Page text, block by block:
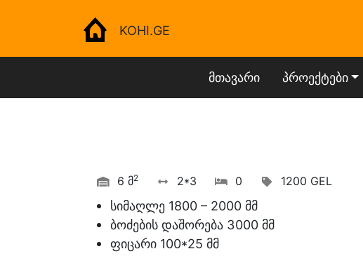
KOHI.GE
მთავარი პროექტები
6 მ2 2*3 0 1200 GEL
სიმაღლე 1800 – 2000 მმ
ბოძების დაშორება 3000 მმ
ფიცარი 100*25 მმ